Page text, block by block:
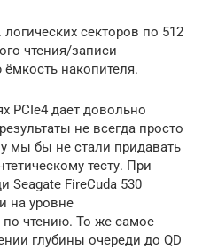
секторов по 512
чтения/записи
накопителя.
PCIe4 дает довольно
не всегда просто
мы бы не стали придавать
тесту. При
Seagate FireCuda 530
на уровне
по чтению. То же самое
глубины очереди до QD